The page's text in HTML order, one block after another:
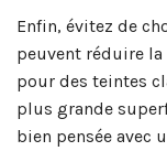
Enfin, évitez de
peuvent réduire
pour des teintes
plus grande
bien pensée avec